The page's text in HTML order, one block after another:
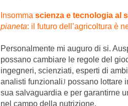
Insomma scienza e tecnologia al
pianeta: il futuro dell’agricoltura è
Personalmente mi auguro di si.
possano cambiare le regole del
ingegneri, scienziati, esperti di
analisti funzionaliJ possano lottare
sua salvaguardia e per garantirne
nel campo della nutrizione.